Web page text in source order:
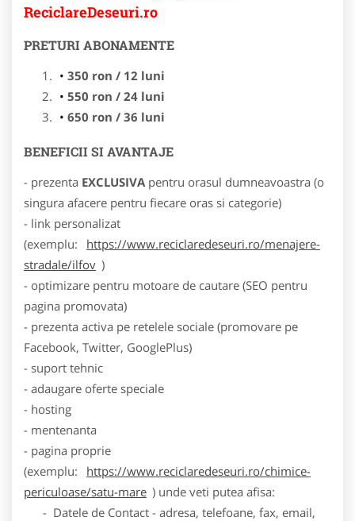
ReciclareDeseuri.ro
PRETURI ABONAMENTE
350 ron / 12 luni
550 ron / 24 luni
650 ron / 36 luni
BENEFICII SI AVANTAJE
- prezenta EXCLUSIVA pentru orasul dumneavoastra (o
singura afacere pentru fiecare oras si categorie)
- link personalizat
(exemplu:
https://www.reciclaredeseuri.ro/menajere-
stradale/ilfov )
- optimizare pentru motoare de cautare (SEO pentru
pagina promovata)
- prezenta activa pe retelele sociale (promovare pe
Facebook, Twitter, GooglePlus)
- suport tehnic
- adaugare oferte speciale
- hosting
- mentenanta
- pagina proprie
(exemplu:
https://www.reciclaredeseuri.ro/chimice-
periculoase/satu-mare ) unde veti putea afisa:
- Datele de Contact - adresa, telefoane, fax, email,